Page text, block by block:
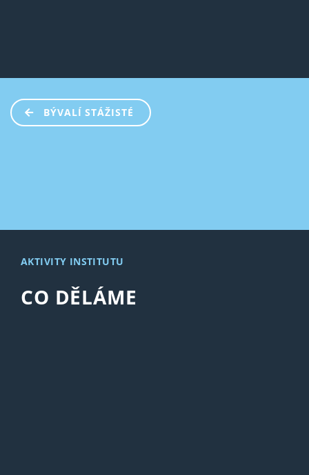
BÝVALÍ STÁŽISTÉ
CO DĚLÁME
AKTIVITY INSTITUTU